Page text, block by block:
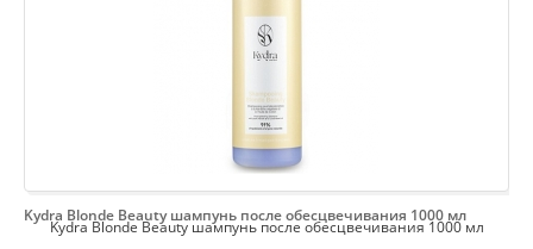
Kydra Blonde Beauty шампунь после обесцвечивания 1000 мл
Kydra Blonde Beauty шампунь после обесцвечивания 1000 мл